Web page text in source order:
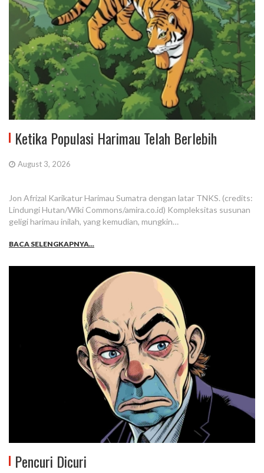
Ketika Populasi Harimau Telah Berlebih
August 3, 2026
Jon Afrizal Karikatur Harimau Sumatra dengan latar TNKS. (credits:
Lindungi Hutan/Wiki Commons/amira.co.id) Kompleksitas susunan
geligi harimau inilah, yang kemudian, mungkin…
BACA SELENGKAPNYA...
Pencuri Dicuri